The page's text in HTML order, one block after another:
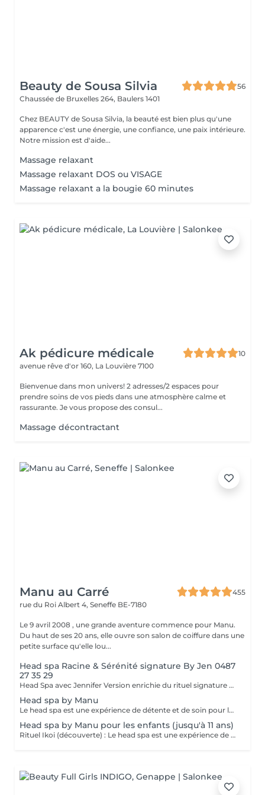
Beauty de Sousa Silvia
56
Chaussée de Bruxelles 264, Baulers 1401
Chez BEAUTY de Sousa Silvia, la beauté est bien plus qu'une
apparence c'est une énergie, une confiance, une paix intérieure.
Notre mission est d'aide...
Massage relaxant
Massage relaxant DOS ou VISAGE
Massage relaxant a la bougie 60 minutes
Ak pédicure médicale
10
avenue rêve d'or 160, La Louvière 7100
Bienvenue dans mon univers! 2 adresses/2 espaces pour
prendre soins de vos pieds dans une atmosphère calme et
rassurante. Je vous propose des consul...
Massage décontractant
Manu au Carré
455
rue du Roi Albert 4, Seneffe BE-7180
Le 9 avril 2008 , une grande aventure commence pour Manu.
Du haut de ses 20 ans, elle ouvre son salon de coiffure dans une
petite surface qu'elle lou...
Head spa Racine & Sérénité signature By Jen 0487
27 35 29
Head Spa avec Jennifer Version enrichie du rituel signature pour une action plus profonde sur le cuir chevelu et les cheveux. Massage épaules, nuque et cuir chevelu, shampooing purifiant, soin capillaire avec massage , massage profond et hydromassage sous le cercle doré. (* Gommage cuir chevelu & soin capillaire à la kératine pour un résultat renforcé en supplément ) Inclus : rituel visage glow (baume, exfoliation et masque)pour un éclat immédiat . Séchage & moment détente autour d'un thé. Pour un meilleur résultat merci de vous laver les cheveux 24h avant votre rendez-vous.
Head spa by Manu
Le head spa est une expérience de détente et de soin pour le cuir chevelu, inspirée des traditions japonaises. Une véritable parenthèse de bien-être qui allie soin capillaire et relaxation. Il favorise non seulement la santé du cuir chevelu et des cheveux, mais aussi la détente et la réduction du stress. Installé confortablement sur une table de massage dans un lieu unique et verdoyant. Déroulement : Massage des épaules de la nuque et du cuir chevelu. Un shampooing doux et purifiant pour éliminer les impuretés, l'excès de sébum et les résidus de produits capillaires. Suivi d'un massage en profondeur du cuir chevelu pour stimuler la circulation sanguine, réduire le stress et favoriser la relaxation. Soin capillaire avec massage . Hydromassage avec le cercle doré Finition, séchage de vos cheveux qui sera accompagné d'un thé. Pour les problèmes de cuir chevelu, je vous conseil de sélectionner le peeling et le soin traitement miracle élixir pour hydrater en profondeur. Pour un meilleur résultat merci de vous laver les cheveux au plus tard 2 jours avant votre rdv.
Head spa by Manu pour les enfants (jusqu'à 11 ans)
Rituel Ikoi (découverte) : Le head spa est une expérience de détente et de soin pour le cuir chevelu, inspirée des traditions japonaises. Une véritable parenthèse de bien-être qui allie soin capillaire et relaxation. Il favorise non seulement la santé du cuir chevelu et des cheveux, mais aussi la détente et la réduction du stress. Installé confortablement sur une table de massage dans un lieu unique et verdoyant. Déroulement : Massage des épaules de la nuque et du cuir chevelu. Un shampooing doux et purifiant pour éliminer les impuretés, l'excès de sébum et les résidus de produits capillaires. Suivi d'un massage en profondeur du cuir chevelu pour stimuler la circulation sanguine, réduire le stress et favoriser la relaxation. Hydromassage avec le cercle doré Finition, séchage de vos cheveux Pour un meilleur résultat merci de vous laver les cheveux au plus tard 2 jours avant votre rdv.